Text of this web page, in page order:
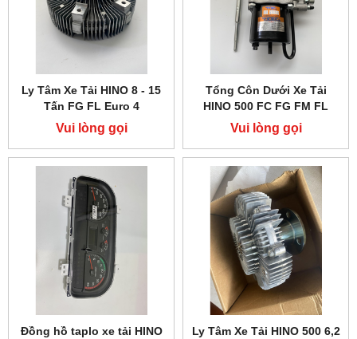
Ly Tâm Xe Tải HINO 8 - 15
Tấn FG FL Euro 4
Vui lòng gọi
Tổng Côn Dưới Xe Tải
HINO 500 FC FG FM FL
Vui lòng gọi
Đồng hồ taplo xe tải HINO
Ly Tâm Xe Tải HINO 500 6,2